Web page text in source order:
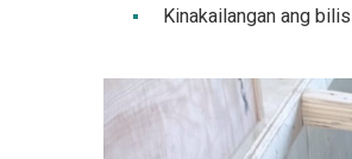
Kinakailangan ang